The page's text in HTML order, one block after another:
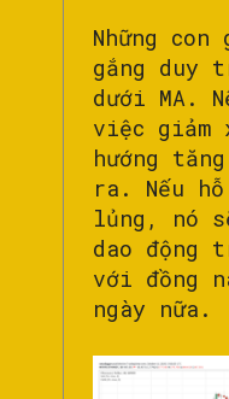
Những
gắng duy
dưới MA.
việc giảm
hướng
ra. Nếu
lủng, nó
dao động
với đồng
ngày nữa.